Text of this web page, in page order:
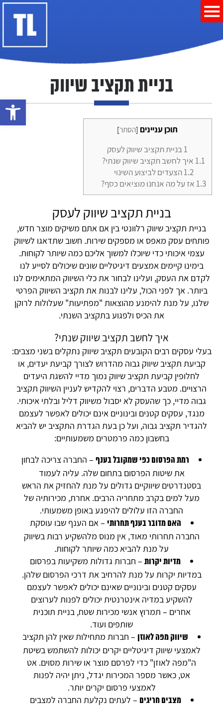
פתח
בניית תקציב שיווק
תוכן עניינים [הסתר]
1בניית תקציב שיווק לעסק
1.1 איך לחשב תקציב שיווק שנתי?
1.2הצעדים לביצוע השינוי
1.3 אז על מה אנחנו מוציאים כסף?
בניית תקציב שיווק לעסק
בניית תקציב שיווק רלוונטי בין אם אתם משיקים מוצר חדש,
פותחים עסק מאפס או מספקים שירות. חשוב שתדאגו לשיווק
עצמי איכותי כדי שיוכלו למשוך אליכם כמה שיותר לקוחות.
בימינו קיימים אמצעים דיגיטליים שונים שיכולים לסייע לנו
לקדם את העסק, ועלינו לבחור את כלי השיווק המתאימים לנו
ביותר. אך לפני הכול, עלינו לבנות את תקציב השיווק הפרטי
שלנו, על מנת להימנע מהוצאות "מפתיעות" שעלולות לרוקן
את הכיס ולפגוע בתקציב השנתי.
איך לחשב תקציב שיווק שנתי?
בעלי עסקים רבים הקובעים תקציב שיווק נתקלים בשני מצבים:
קביעת תקציב שיווק גבוה מהדרוש לצורך קביעת יעדים, או
לחלופין קביעת תקציב שיווק נמוך מדיי להשגת היעדים
הרצויים. מטבע הדברים, רצוי להקדיש לעניין השיווק תקציב
גבוה מדיי, כך שהעסק לא יסבול משיווק דליל ובלתי איכותי.
מנגד, עסקים קטנים ובינוניים אינם יכולים לאפשר לעצמם
להגדיר תקציב גבוה, ועל כן בעת הגדרת התקציב יש להביא
בחשבון כמה פרמטרים משמעותיים:
רמת הפרסום כפי שמקובל בענף – החברה צריכה לבחון
את שיטות הפרסום בתחום שלה. עליה לעמוד
בסטנדרטים שיווקיים גדולים על מנת להחזיק את הראש
מעל למים בקרב מתחריה הרבים. אחרת, מכירותיה של
החברה הזו עלולים להיפגע באופן משמעותי.
האם מדובר בענף תחרותי – אם הענף שבו עוסקת
החברה תחרותי מאוד, אין מנוס מלהשקיע רבות בשיווק
על מנת להביא כמה שיותר לקוחות.
מדיות יקרות – חברות גדולות משקיעות בפרסום
במדיות יקרות על מנת להרחיב את דרכי הפרסום שלהן.
עסקים קטנים ובינוניים שאינם יכולים לאפשר לעצמם
להשקיע במדיה אינטרנטית יכולים לפנות לערוצים
אחרים – תמרוץ אנשי מכירות שטח, בניית תוכנית
שותפים ועוד.
שיווק מפה לאוזן – חברות מתחילות שאין להן תקציב
לאמצעי שיווק דיגיטליים יקרים יכולות להשתמש בשיטת
ה"מפה לאוזן" כדי לפרסם מוצר או שירות מסוים. אט
אט, כאשר מספר המכירות יגדל, ניתן יהיה לפנות
לאמצעי פרסום יקרים יותר.
מצבים חריגים – לעתים נקלעת החברה למצבים